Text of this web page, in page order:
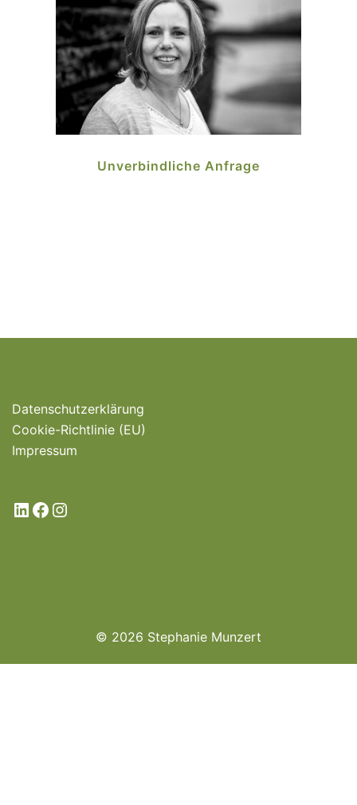
Unverbindliche Anfrage
Datenschutzerklärung
Cookie-Richtlinie (EU)
Impressum
LinkedIn
Facebook
Instagram
© 2026 Stephanie Munzert